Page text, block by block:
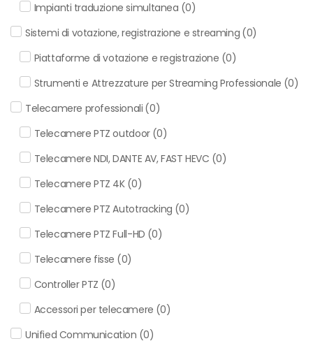
Impianti traduzione simultanea (0)
Sistemi di votazione, registrazione e streaming (0)
Piattaforme di votazione e registrazione (0)
Strumenti e Attrezzature per Streaming Professionale (0)
Telecamere professionali (0)
Telecamere PTZ outdoor (0)
Telecamere NDI, DANTE AV, FAST HEVC (0)
Telecamere PTZ 4K (0)
Telecamere PTZ Autotracking (0)
Telecamere PTZ Full-HD (0)
Telecamere fisse (0)
Controller PTZ (0)
Accessori per telecamere (0)
Unified Communication (0)